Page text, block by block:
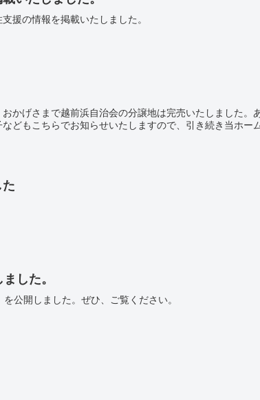
援の情報を掲載いたしました。
おかげさまで越前浜自治会の分譲地は完売いたしました
どもこちらでお知らせいたしますので、引き続き当ホー
した。
公開しました。ぜひ、ご覧ください。